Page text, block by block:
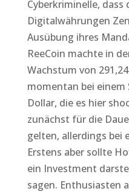
Cyberkriminelle,
Digitalwährungen
Ausübung ihres
ReeCoin machte in
Wachstum von
momentan bei einem
Dollar, die es hier
zunächst für die
gelten, allerdings bei
Erstens aber sollte
ein Investment
sagen. Enthusiasten